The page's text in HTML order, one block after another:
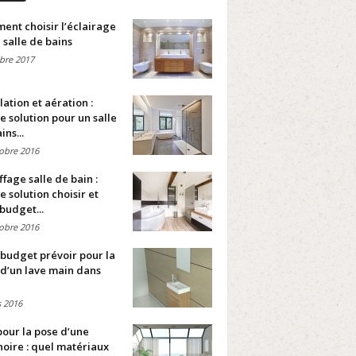
choisir l’éclairage
salle de bains
2017
et aération :
solution pour un salle
2016
salle de bain :
solution choisir et
2016
prévoir pour la
lave main dans
2016
la pose d’une
: quel matériaux